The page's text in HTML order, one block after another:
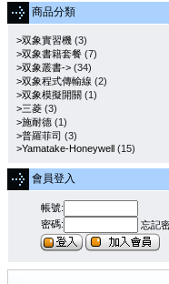
商品分類
>双象實習機(3)
>双象書籍套餐(7)
>双象叢書->(34)
>双象程式傳輸線 (2)
>双象模擬開關(1)
>三菱(3)
>施耐德(1)
>普羅菲司 (3)
>Yamatake-Honeywell(15)
會員登入
帳號:
密碼:
忘記